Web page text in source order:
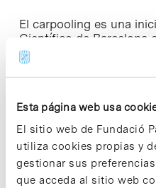
Esta página web usa
El sitio web de Fundació
utiliza cookies propias y
gestionar sus
que acceda al sitio web
El carpooling es una
Científico de Barcelona
colaboración de
Gimpera
Centro
CNAG-CRG, elInstituto
está abierta a otras
añadirse.
¿Cómo puedes
del 3 de octubre?